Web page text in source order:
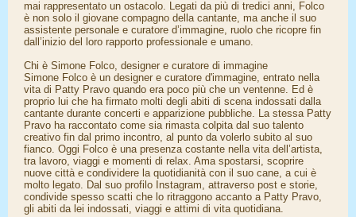
mai rappresentato un ostacolo. Legati da più di tredici anni, Folco
è non solo il giovane compagno della cantante, ma anche il suo
assistente personale e curatore d’immagine, ruolo che ricopre fin
dall’inizio del loro rapporto professionale e umano.
Chi è Simone Folco, designer e curatore di immagine
Simone Folco è un designer e curatore d'immagine, entrato nella
vita di Patty Pravo quando era poco più che un ventenne. Ed è
proprio lui che ha firmato molti degli abiti di scena indossati dalla
cantante durante concerti e apparizione pubbliche. La stessa Patty
Pravo ha raccontato come sia rimasta colpita dal suo talento
creativo fin dal primo incontro, al punto da volerlo subito al suo
fianco. Oggi Folco è una presenza costante nella vita dell’artista,
tra lavoro, viaggi e momenti di relax. Ama spostarsi, scoprire
nuove città e condividere la quotidianità con il suo cane, a cui è
molto legato. Dal suo profilo Instagram, attraverso post e storie,
condivide spesso scatti che lo ritraggono accanto a Patty Pravo,
gli abiti da lei indossati, viaggi e attimi di vita quotidiana.